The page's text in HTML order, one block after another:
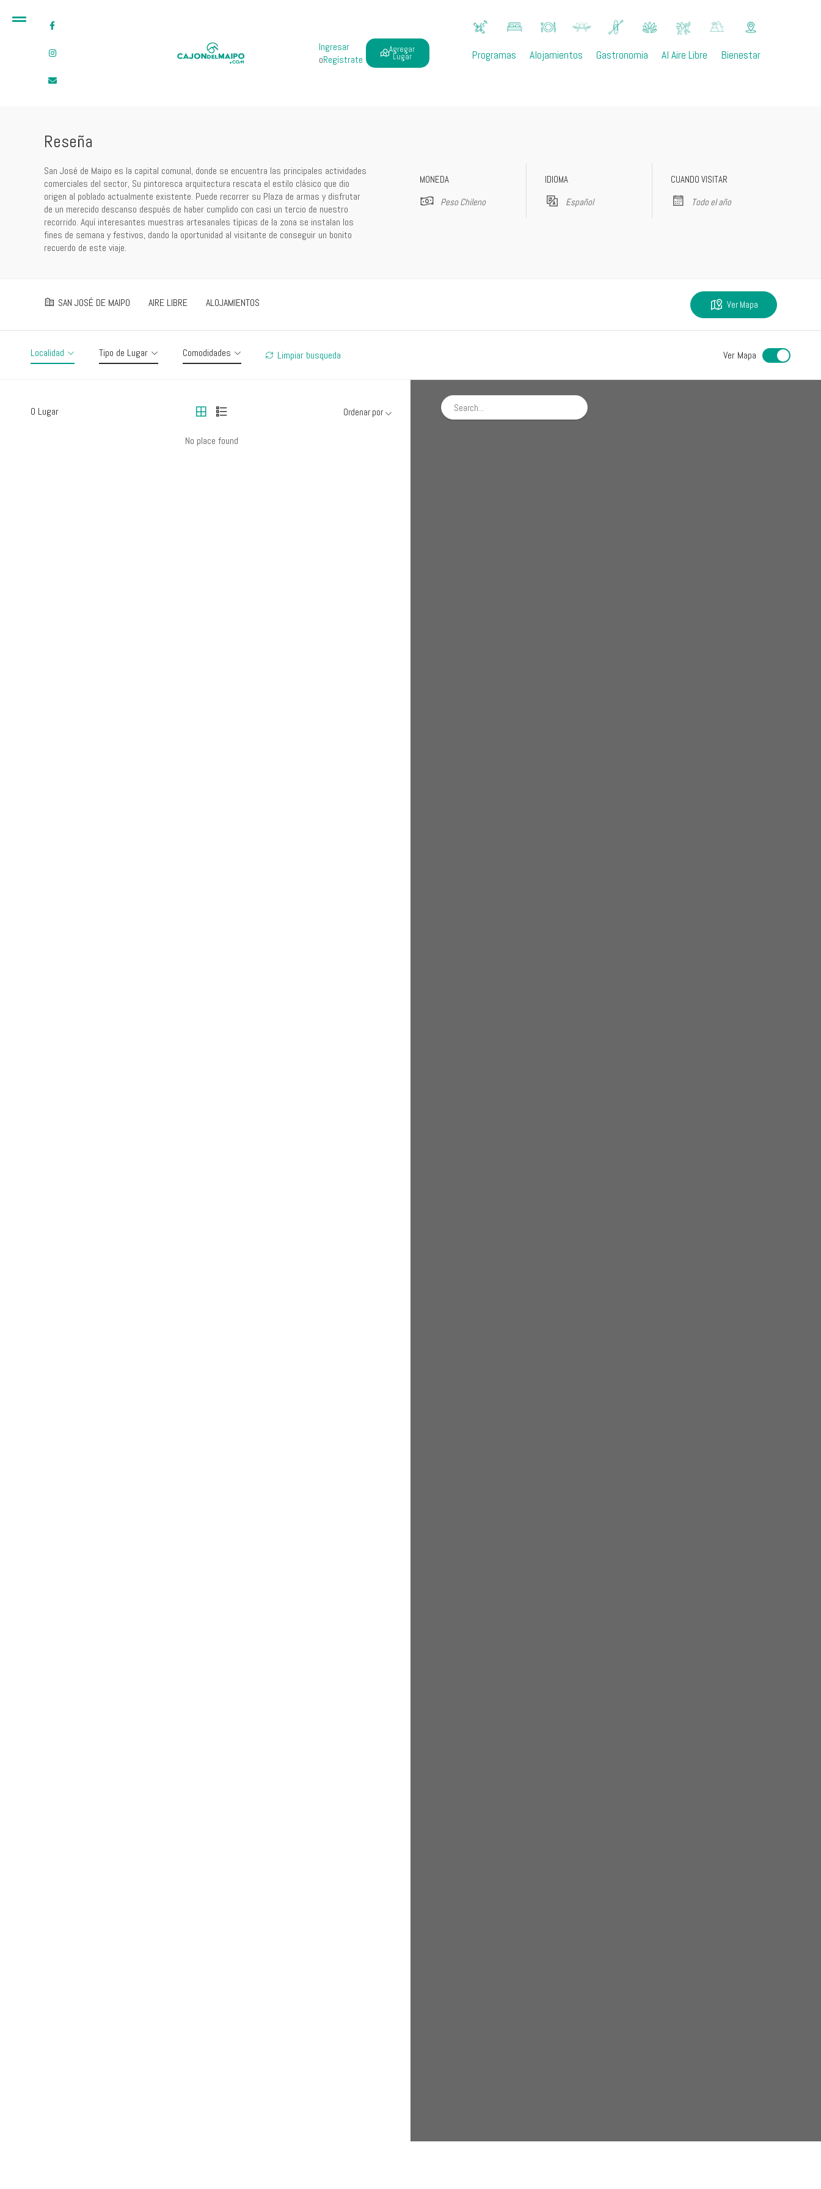
Ingresar
oRegístrate
Agregar
Lugar Programas Alojamientos Gastronomia Al Aire Libre Bienestar
Reseña
San José de Maipo es la capital comunal, donde se encuentra las principales actividades
comerciales del sector, Su pintoresca arquitectura rescata el estilo clásico que dio
origen al poblado actualmente existente. Puede recorrer su Plaza de armas y disfrutar
de un merecido descanso después de haber cumplido con casi un tercio de nuestro
recorrido. Aquí interesantes muestras artesanales típicas de la zona se instalan los
fines de semana y festivos, dando la oportunidad al visitante de conseguir un bonito
recuerdo de este viaje.
MONEDA
Peso Chileno
IDIOMA
Español
CUANDO VISITAR
Todo el año
SAN JOSÉ DE MAIPO AIRE LIBRE ALOJAMIENTOS Ver Mapa
Localidad Tipo de Lugar Comodidades Limpiar busqueda Ver Mapa
0 Lugar Ordenar por
No place found